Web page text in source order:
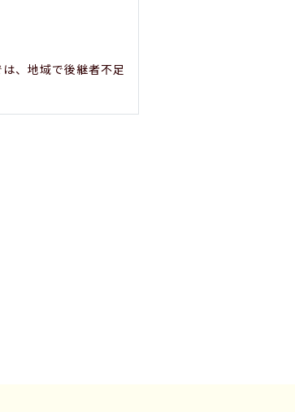
、地域で後継者不足